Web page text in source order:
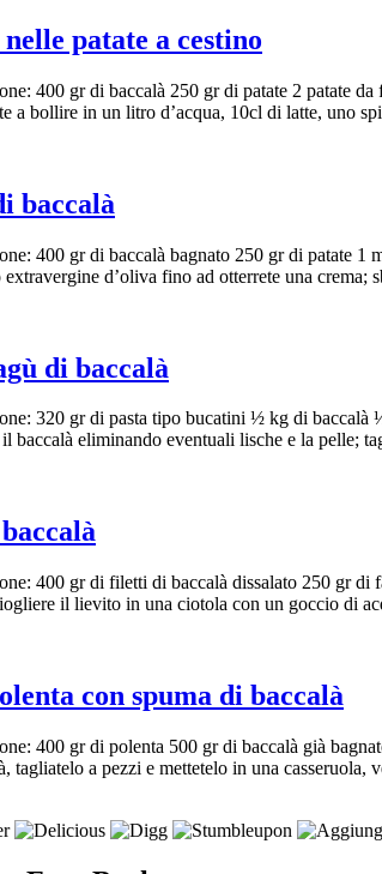
patate a cestino
400 gr di baccalà 250 gr di patate 2 patate
a bollire in un litro d’acqua, 10cl di latte, uno
baccalà
400 gr di baccalà bagnato 250 gr di patate
d’oliva fino ad otterrete una
di baccalà
320 gr di pasta tipo bucatini ½ kg di
baccalà eliminando eventuali lische e la pelle;
400 gr di filetti di baccalà dissalato 250 gr
il lievito in una ciotola con un goccio di
con spuma di baccalà
400 gr di polenta 500 gr di baccalà già
tagliatelo a pezzi e mettetelo in una casseruola,